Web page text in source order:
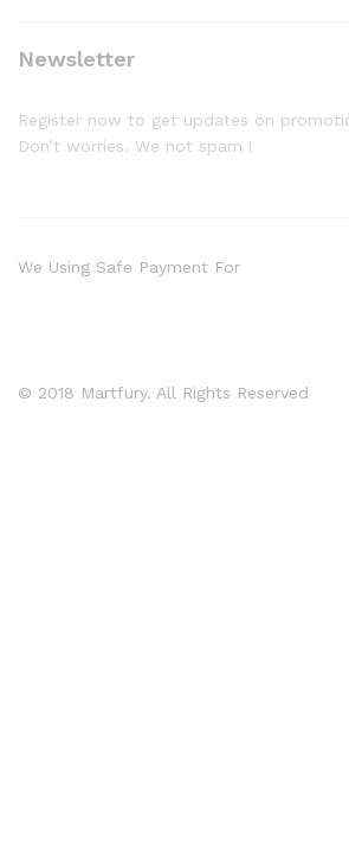
Newsletter
Register now to get updates on
Don’t worries. We not spam !
© 2018 Martfury. All Rights Reserved
We Using Safe Payment For